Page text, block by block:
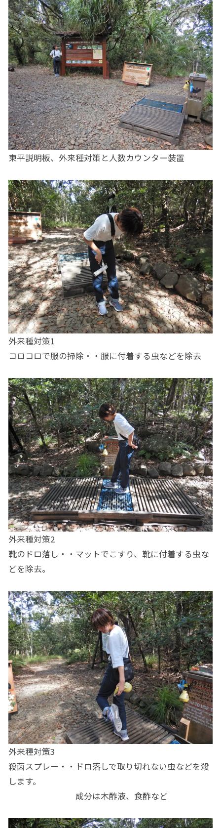
東平説明板、外来種対策と人数カウンター装置
外来種対策1
コロコロで服の掃除・・服に付着する虫などを除去
外来種対策2
靴のドロ落し・・マットでこすり、靴に付着する虫な
どを除去。
外来種対策3
殺菌スプレー・・ドロ落しで取り切れない虫などを殺
します。
成分は木酢液、食酢など